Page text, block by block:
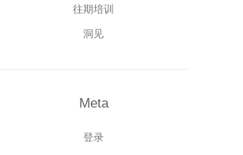
往期培训
洞见
Meta
登录